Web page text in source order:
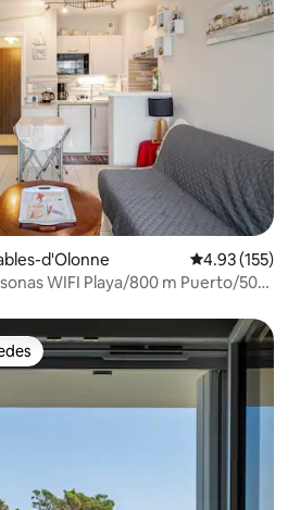
d'Olonne Calificación
4.93 (155)
WIFI Playa/800 m Puerto/500